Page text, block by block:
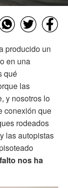
producido un
en una
qué
las
y nosotros lo
conexión que
rodeados
las autopistas
nos ha